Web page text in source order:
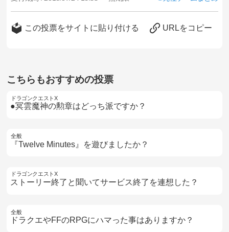
この投票をサイトに貼り付ける URLをコピー
こちらもおすすめの投票
ドラゴンクエストX
●冥雲魔神の勲章はどっち派ですか？
全般
『Twelve Minutes』を遊びましたか？
ドラゴンクエストX
ストーリー終了と聞いてサービス終了を連想した？
全般
ドラクエやFFのRPGにハマった事はありますか？